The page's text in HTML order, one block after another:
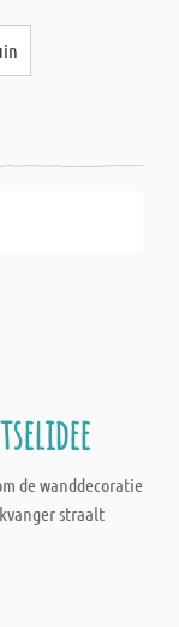
de wanddecoratie
straalt